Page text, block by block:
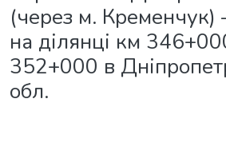
(через м. Кременчук)
на ділянці км
352+000 в
обл.